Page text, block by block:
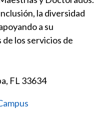
la diversidad
a su
los servicios de
FL 33634